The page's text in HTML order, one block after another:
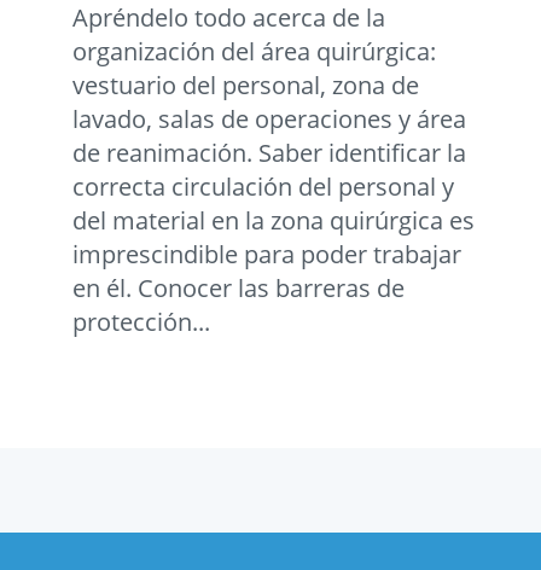
Apréndelo todo acerca de la
organización del área quirúrgica:
vestuario del personal, zona de
lavado, salas de operaciones y área
de reanimación. Saber identificar la
correcta circulación del personal y
del material en la zona quirúrgica es
imprescindible para poder trabajar
en él. Conocer las barreras de
protección...